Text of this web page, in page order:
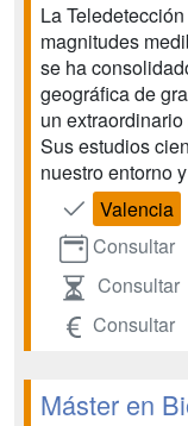
La
magnitudes
se ha
geográfica de
un
Sus estudios
nuestro entorno
Valencia
Consultar
Consultar
Consultar
Máster en